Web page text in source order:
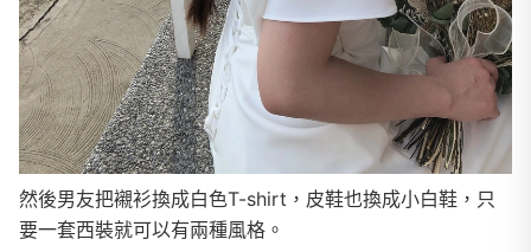
然後男友把襯衫換成白色T-shirt，皮鞋也換成小白鞋，只
要一套西裝就可以有兩種風格。